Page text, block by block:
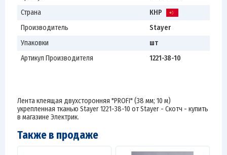
Страна
КНР
Производитель
Stayer
Упаковки
шт
Артикул Производителя
1221-38-10
Лента клеящая двухсторонняя "PROFI" (38 мм; 10 м)
укрепленная тканью Stayer 1221-38-10 от Stayer - Скотч - купить
в магазине Электрик.
Также в продаже